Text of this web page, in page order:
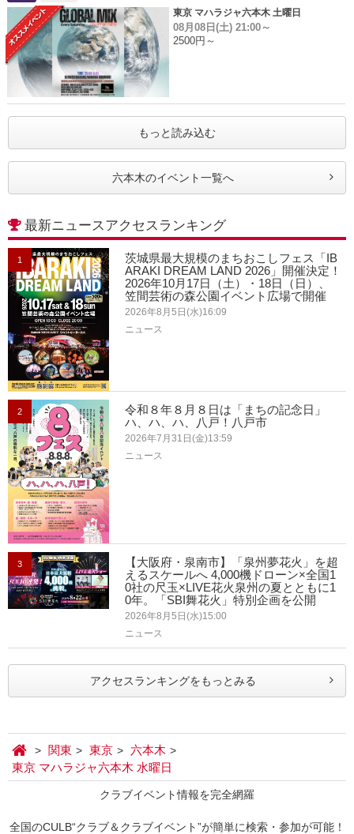
東京 マハラジャ六本木 土曜日
08月08日(土) 21:00～
2500円～
もっと読み込む
六本木のイベント一覧へ
最新ニュースアクセスランキング
1
茨城県最大規模のまちおこしフェス「IB
ARAKI DREAM LAND 2026」開催決定！
2026年10月17日（土）・18日（日）、
笠間芸術の森公園イベント広場で開催
2026年8月5日(水)16:09
ニュース
2
令和８年８月８日は「まちの記念日」
ハ、ハ、ハ、八戸！八戸市
2026年7月31日(金)13:59
ニュース
3
【大阪府・泉南市】「泉州夢花火」を超
えるスケールへ 4,000機ドローン×全国1
0社の尺玉×LIVE花火泉州の夏とともに1
0年。「SBI舞花火」特別企画を公開
2026年8月5日(水)15:00
ニュース
アクセスランキングをもっとみる
関東 東京
六本木
東京 マハラジャ六本木 水曜日
クラブイベント情報を完全網羅
全国のCULB“クラブ＆クラブイベント”が簡単に検索・参加が可能！